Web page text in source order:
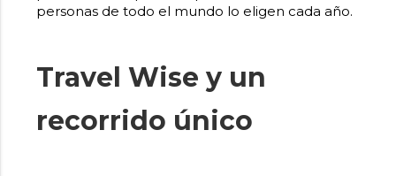
personas de todo el mundo lo eligen cada año.
Travel Wise y un
recorrido único